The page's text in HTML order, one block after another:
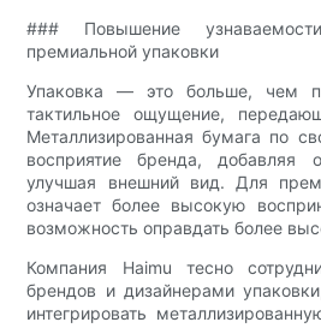
### Повышение
премиальной упаковки
Упаковка — это больше, чем
тактильное ощущение,
Металлизированная бумага по
восприятие бренда,
улучшая внешний вид. Для
означает более высокую
возможность оправдать более
Компания Haimu тесно
брендов и дизайнерами
интегрировать